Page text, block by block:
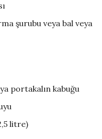
şurubu veya bal veya
portakalın kabuğu
litre)